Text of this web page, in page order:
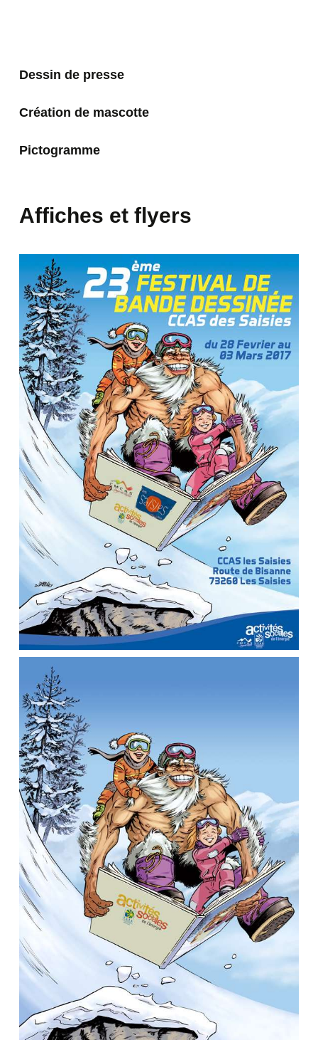
Dessin de presse
Création de mascotte
Pictogramme
Affiches et flyers
Affiche Festival BD des Saisies 2017